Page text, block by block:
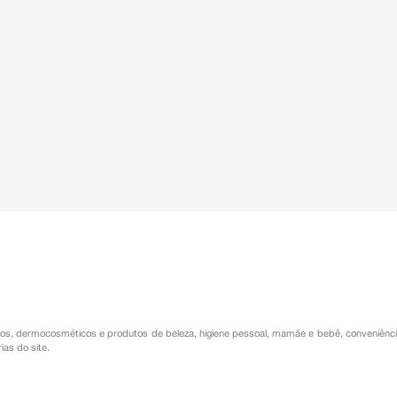
405 mg/4 semanas e 300 mg/2
para níveis normais de
≥ 200 mg/dL).
em pacientes com mania
,dermocosméticos e produtos de beleza, higiene pessoal ,mamãe e bebê,
do site.